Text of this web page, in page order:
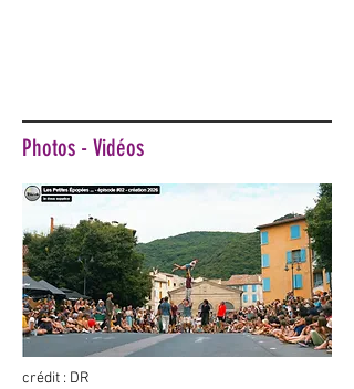
Photos - Vidéos
crédit : DR